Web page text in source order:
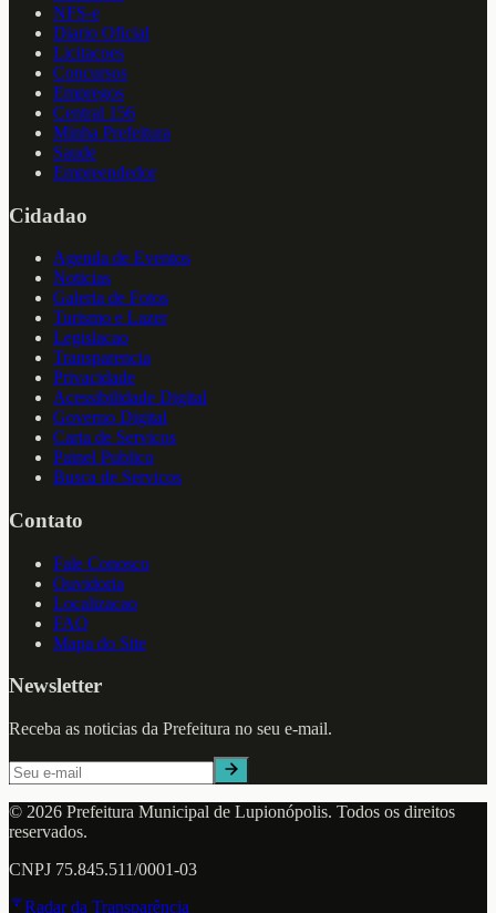
NFS-e
Diario Oficial
Licitacoes
Concursos
Empregos
Central 156
Minha Prefeitura
Saude
Empreendedor
Cidadao
Agenda de Eventos
Noticias
Galeria de Fotos
Turismo e Lazer
Legislacao
Transparencia
Privacidade
Acessibilidade Digital
Governo Digital
Carta de Servicos
Painel Publico
Busca de Servicos
Contato
Fale Conosco
Ouvidoria
Localizacao
FAQ
Mapa do Site
Newsletter
Receba as noticias da Prefeitura no seu e-mail.
© 2026 Prefeitura Municipal de Lupionópolis. Todos os direitos
reservados.
CNPJ 75.845.511/0001-03
Radar da Transparência